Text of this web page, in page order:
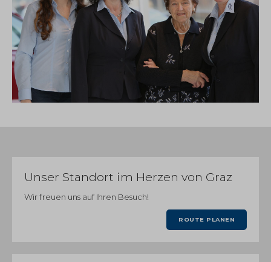
Unser Standort im Herzen von Graz
Wir freuen uns auf Ihren Besuch!
ROUTE PLANEN